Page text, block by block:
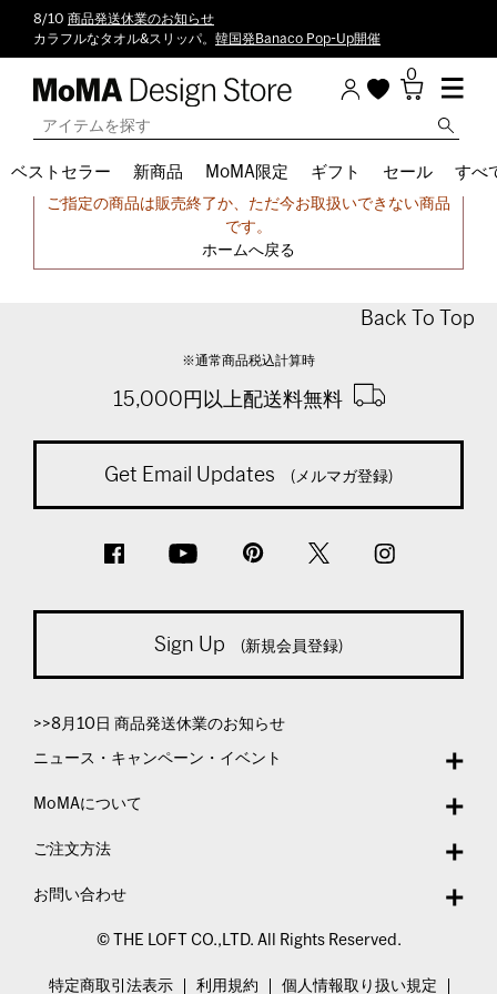
8/10 商品発送休業のお知らせ
カラフルなタオル&スリッパ。 韓国発Banaco Pop-Up開催
0
ベストセラー 新商品 MoMA限定 ギフト セール すべ
申し訳ございません。
ご指定の商品は販売終了か、ただ今お取扱いできない商品
です。
ホームへ戻る
Back To Top
※通常商品税込計算時
15,000円以上配送料無料
Get Email Updates (メルマガ登録)
Sign Up (新規会員登録)
>>8月10日 商品発送休業のお知らせ
ニュース・キャンペーン・イベント
MoMAについて
ご注文方法
お問い合わせ
© THE LOFT CO.,LTD. All Rights Reserved.
特定商取引法表示 利用規約 個人情報取り扱い規定